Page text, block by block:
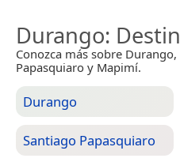
Durango:
Conozca más sobre
Papasquiaro y Mapimí.
Durango
Santiago Papasquiaro